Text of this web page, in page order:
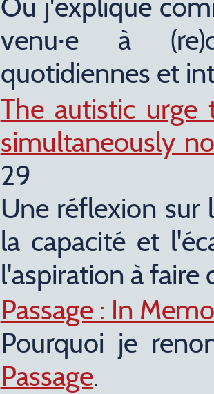
Où j'explique
venu·e à
quotidiennes et
The autistic urge
simultaneously
29
Une réflexion sur
la capacité et
l'aspiration à
Passage : In
Pourquoi je
Passage.